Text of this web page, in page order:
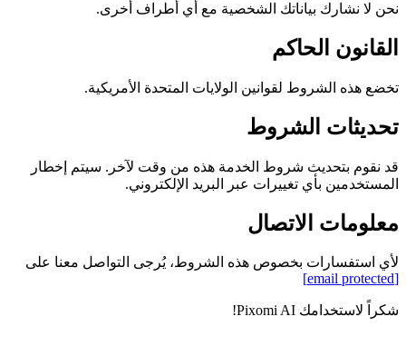
نحن لا نشارك بياناتك الشخصية مع أي أطراف أخرى.
القانون الحاكم
تخضع هذه الشروط لقوانين الولايات المتحدة الأمريكية.
تحديثات الشروط
قد نقوم بتحديث شروط الخدمة هذه من وقت لآخر. سيتم إخطار
المستخدمين بأي تغييرات عبر البريد الإلكتروني.
معلومات الاتصال
لأي استفسارات بخصوص هذه الشروط، يُرجى التواصل معنا على
[email protected]
شكراً لاستخدامك Pixomi AI!